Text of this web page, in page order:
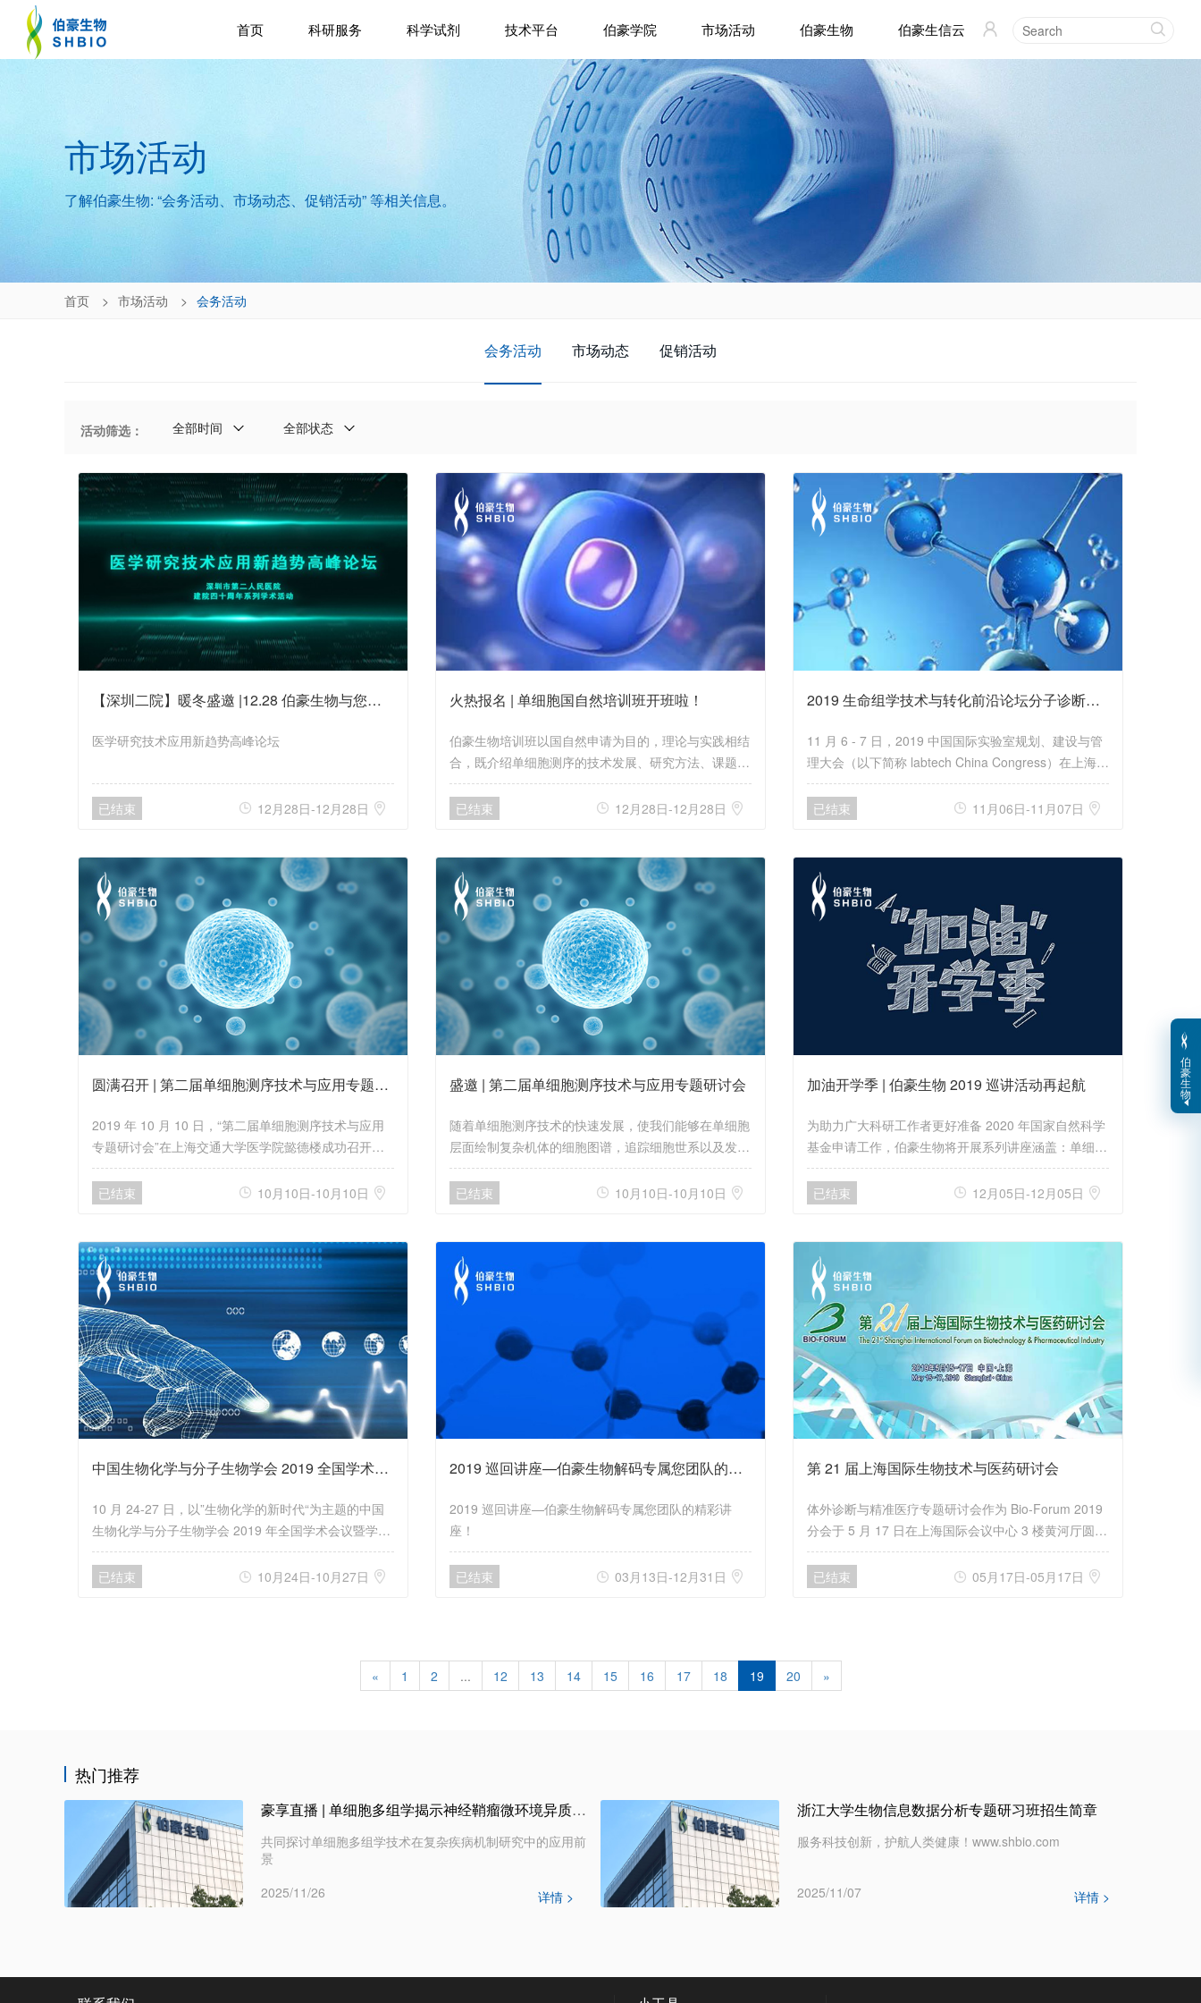
首页 科研服务 科学试剂 技术平台 伯豪学院 市场活动 伯豪生物 伯豪生信云  
市场活动
了解伯豪生物: “会务活动、市场动态、促销活动” 等相关信息。
首页 市场活动 会务活动
会务活动 市场动态 促销活动
活动筛选： 全部时间 全部状态
【深圳二院】暖冬盛邀 |12.28 伯豪生物与您相约深圳！
医学研究技术应用新趋势高峰论坛
已结束  12月28日-12月28日 
火热报名 | 单细胞国自然培训班开班啦！
伯豪生物培训班以国自然申请为目的，理论与实践相结
合，既介绍单细胞测序的技术发展、研究方法、课题设
计思路和分析内容，又介绍具体的数据库、工具和软件
的使用，并在课堂上进行上机指导。
已结束  12月28日-12月28日 
2019 生命组学技术与转化前沿论坛分子诊断技术与临床应用新趋势
11 月 6 - 7 日，2019 中国国际实验室规划、建设与管
理大会（以下简称 labtech China Congress）在上海浦
东嘉里大酒店盛大开幕。大会分论坛：生命组学技术与
转化前沿论坛 -- 分子诊断技术与临床应用新趋势（暨
生命科学模拟实验室），邀请了 20 名分子诊断领域的
术、液体活检技术、人工智能等热门话题出发，聚焦技
术热点，分享科研成果。
已结束  11月06日-11月07日 
圆满召开 | 第二届单细胞测序技术与应用专题研讨会
2019 年 10 月 10 日，“第二届单细胞测序技术与应用
专题研讨会”在上海交通大学医学院懿德楼成功召开。
本次大会由上海市生物工程学会、上海交通大学医学院
公共卫生学院、上海交通大学医学院单细胞组学与疾病
研究中心、伯豪生物院士专家工作站、上海伯豪生物技
加了本次交流会议。
已结束  10月10日-10月10日 
盛邀 | 第二届单细胞测序技术与应用专题研讨会
随着单细胞测序技术的快速发展，使我们能够在单细胞
层面绘制复杂机体的细胞图谱，追踪细胞世系以及发育
和分化机制，探索机体中存在的细胞类型，为复杂疾病
的研究提供技术支撑。而且，单细胞技术的快速发展将
经典细胞生物学、发育生物学、基因组学和计算生物学
索细胞进入新的科研领域。
已结束  10月10日-10月10日 
加油开学季 | 伯豪生物 2019 巡讲活动再起航
为助力广大科研工作者更好准备 2020 年国家自然科学
基金申请工作，伯豪生物将开展系列讲座涵盖：单细胞
技术、外泌体研究思路、非编码 RNA 研究策略、高通
量测序综合应用、蛋白 / 代谢组机制研究等七大医学和
生物学领域的热门主题。
已结束  12月05日-12月05日 
中国生物化学与分子生物学会 2019 全国学术会议
10 月 24-27 日，以”生物化学的新时代“为主题的中国
生物化学与分子生物学会 2019 年全国学术会议暨学会
成立四十周年庆在山西太原盛大召开。本届大会由中国
生物化学与分子生物学会主办，吸引了 1500 余名来自
已结束  10月24日-10月27日 
2019 巡回讲座—伯豪生物解码专属您团队的精彩讲座！
2019 巡回讲座—伯豪生物解码专属您团队的精彩讲
座！
已结束  03月13日-12月31日 
第 21 届上海国际生物技术与医药研讨会
体外诊断与精准医疗专题研讨会作为 Bio-Forum 2019
分会于 5 月 17 日在上海国际会议中心 3 楼黄河厅圆满
举办。会议由上海市生物医药科技产业促进中心与上海
伯豪生物技术公司共同承办。
已结束  05月17日-05月17日 
« 1 2 ... 12 13 14 15 16 17 18 19 20 »
热门推荐
豪享直播 | 单细胞多组学揭示神经鞘瘤微环境异质性与治疗脆弱性
共同探讨单细胞多组学技术在复杂疾病机制研究中的应用前
景
2025/11/26
详情 >
浙江大学生物信息数据分析专题研习班招生简章
服务科技创新，护航人类健康！www.shbio.com
2025/11/07 详情 >
伯
豪
生
物